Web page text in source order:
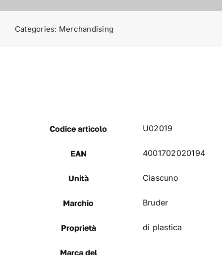
Categories: Merchandising
Codice articolo U02019
EAN 4001702020194
Unità Ciascuno
Marchio Bruder
Proprietà di plastica
Marca del